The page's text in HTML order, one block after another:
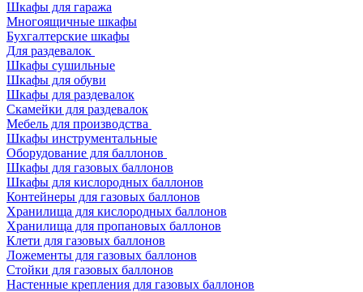
Шкафы для гаража
Многоящичные шкафы
Бухгалтерские шкафы
Для раздевалок
Шкафы сушильные
Шкафы для обуви
Шкафы для раздевалок
Скамейки для раздевалок
Мебель для производства
Шкафы инструментальные
Оборудование для баллонов
Шкафы для газовых баллонов
Шкафы для кислородных баллонов
Контейнеры для газовых баллонов
Хранилища для кислородных баллонов
Хранилища для пропановых баллонов
Клети для газовых баллонов
Ложементы для газовых баллонов
Стойки для газовых баллонов
Настенные крепления для газовых баллонов